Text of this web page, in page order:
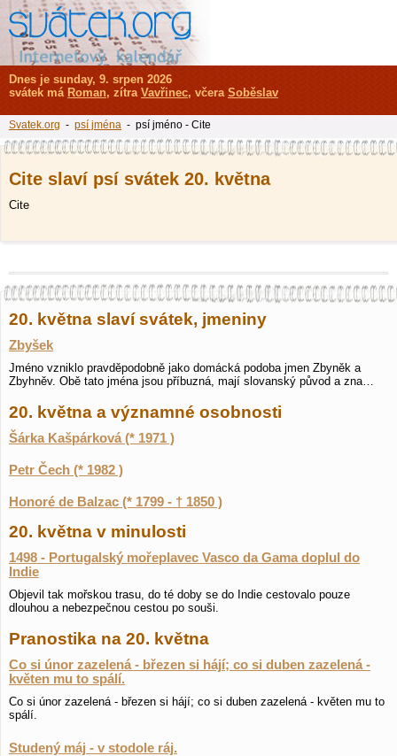
Cite slaví psí svátek 20. května
Cite
20. května slaví svátek, jmeniny
Zbyšek
Jméno vzniklo pravděpodobně jako domácká podoba jmen Zbyněk a
Zbyhněv. Obě tato jména jsou příbuzná, mají slovanský původ a zna…
20. května a významné osobnosti
Šárka Kašpárková (* 1971 )
Petr Čech (* 1982 )
Honoré de Balzac (* 1799 - † 1850 )
20. května v minulosti
1498 - Portugalský mořeplavec Vasco da Gama doplul do
Indie
Objevil tak mořskou trasu, do té doby se do Indie cestovalo pouze
dlouhou a nebezpečnou cestou po souši.
Pranostika na 20. května
Co si únor zazelená - březen si hájí; co si duben zazelená -
květen mu to spálí.
Co si únor zazelená - březen si hájí; co si duben zazelená - květen mu to
spálí.
Studený máj - v stodole ráj.
Dnes je sunday, 9. srpen 2026
svátek má Roman, zítra Vavřinec, včera Soběslav
Svatek.org - psí jména - psí jméno - Cite